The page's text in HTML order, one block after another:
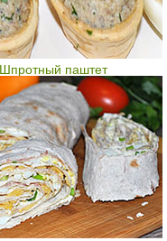
Шпротный паштет